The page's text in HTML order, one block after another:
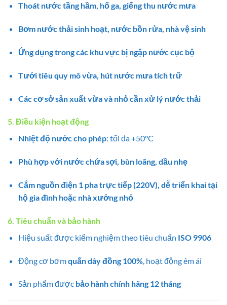
Thoát nước tầng hầm, hố ga, giếng thu nước mưa
Bơm nước thải sinh hoạt, nước bồn rửa, nhà vệ sinh
Ứng dụng trong các khu vực bị ngập nước cục bộ
Tưới tiêu quy mô vừa, hút nước mưa tích trữ
Các cơ sở sản xuất vừa và nhỏ cần xử lý nước thải
5. Điều kiện hoạt động
Nhiệt độ nước cho phép: tối đa +50°C
Phù hợp với nước chứa sợi, bùn loãng, dầu nhẹ
Cắm nguồn điện 1 pha trực tiếp (220V), dễ triển khai tại
hộ gia đình hoặc nhà xưởng nhỏ
6. Tiêu chuẩn và bảo hành
Hiệu suất được kiểm nghiệm theo tiêu chuẩn ISO 9906
Động cơ bơmquấn dây đồng 100%, hoạt động êm ái
Sản phẩm được bảo hành chính hãng 12 tháng